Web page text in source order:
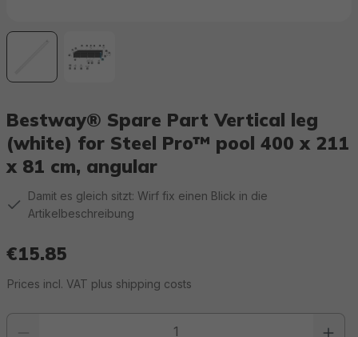
Bestway® Spare Part Vertical leg
(white) for Steel Pro™ pool 400 x 211
x 81 cm, angular
Damit es gleich sitzt: Wirf fix einen Blick in die
Artikelbeschreibung
€15.85
Prices incl. VAT plus shipping costs
Product quantity: Enter the desired value or use the buttons to increase or